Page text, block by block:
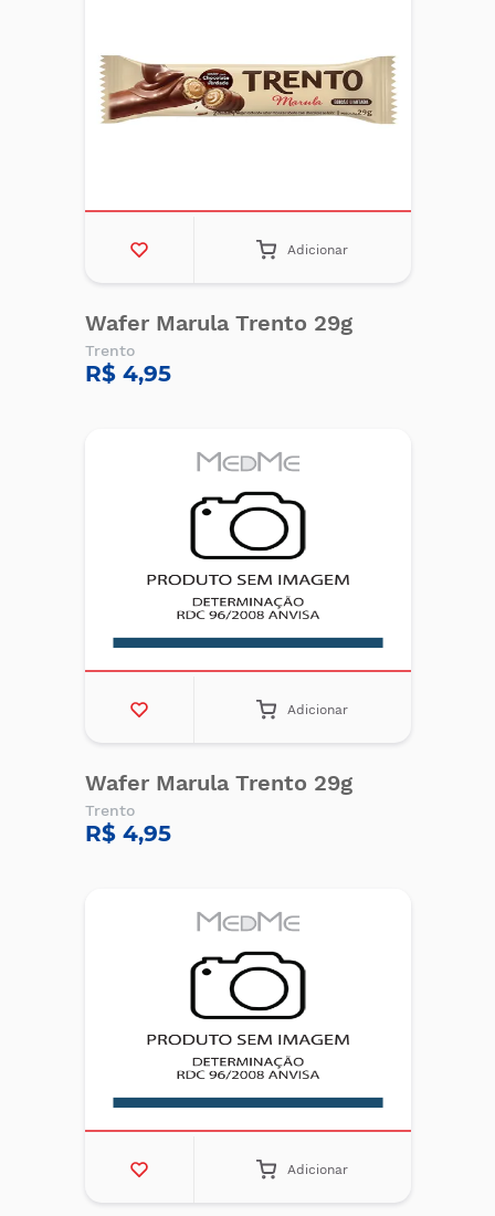
Adicionar
Wafer Marula Trento 29g
Trento
R$ 4,95
Adicionar
Wafer Marula Trento 29g
Trento
R$ 4,95
Adicionar